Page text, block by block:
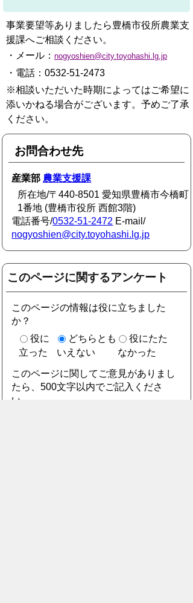
事業要望等ありましたら豊橋市役所農業支
援課へご相談ください。
・メール： nogyoshien@city.toyohashi.lg.jp
・電話：0532-51-2473
※相談いただいた時期によってはご希望に
添いかねる場合がございます。予めご了承
ください。
お問合わせ先
産業部 農業支援課
所在地/〒440-8501 愛知県豊橋市今橋町
1番地 (豊橋市役所 西館3階)
電話番号/0532-51-2472 E-mail/
nogyoshien@city.toyohashi.lg.jp
このページに関するアンケート
このページの情報は役に立ちました
か？
役に
立った
どちらとも
いえない
役にたた
なかった
このページに関してご意見がありまし
たら、500文字以内でご記入くださ
い。